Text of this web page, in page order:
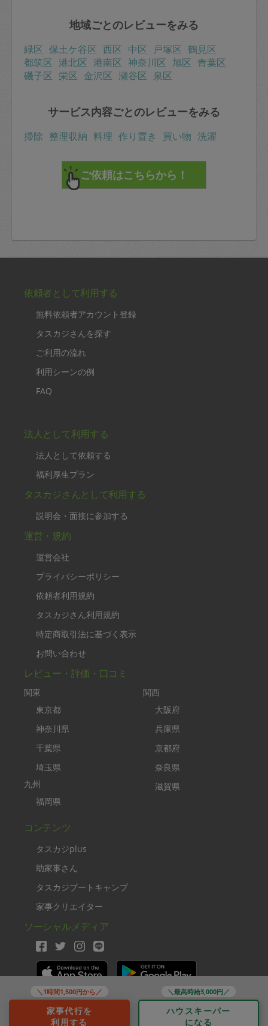
＼1時間1,500円から／
家事代行を
利用する
＼最高時給3,000円／
ハウスキーパー
になる
地域ごとのレビューをみる
緑区 保土ケ谷区 西区 中区 戸塚区 鶴見区
都筑区 港北区 港南区 神奈川区 旭区 青葉区
磯子区 栄区 金沢区 瀬谷区 泉区
サービス内容ごとのレビューをみる
掃除 整理収納 料理 作り置き 買い物 洗濯
依頼者として利用する
無料依頼者アカウント登録
タスカジさんを探す
ご利用の流れ
利用シーンの例
FAQ
法人として利用する
法人として依頼する
福利厚生プラン
タスカジさんとして利用する
説明会・面接に参加する
運営・規約
運営会社
プライバシーポリシー
依頼者利用規約
タスカジさん利用規約
特定商取引法に基づく表示
お問い合わせ
レビュー・評価・口コミ
関東
東京都
神奈川県
千葉県
埼玉県
九州
福岡県
関西
大阪府
兵庫県
京都府
奈良県
滋賀県
コンテンツ
タスカジplus
助家事さん
タスカジブートキャンプ
家事クリエイター
ソーシャルメディア